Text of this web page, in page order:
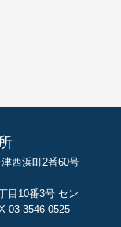
西浜町2番60号
目10番3号 セン
03-3546-0525